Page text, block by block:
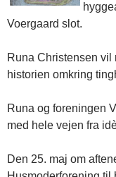
Voergaard slot.
Runa Christensen
historien omkring
Runa og foreningen
med hele vejen fra
Den 25. maj om